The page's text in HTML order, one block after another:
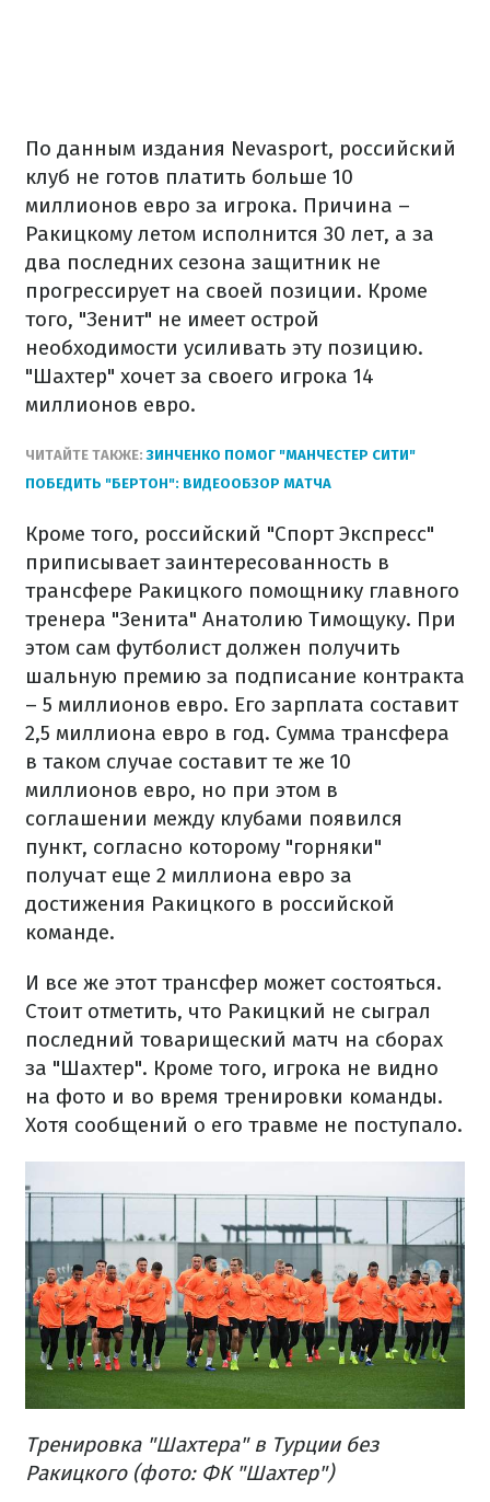
По данным издания Nevasport, российский
клуб не готов платить больше 10
миллионов евро за игрока. Причина –
Ракицкому летом исполнится 30 лет, а за
два последних сезона защитник не
прогрессирует на своей позиции. Кроме
того, "Зенит" не имеет острой
необходимости усиливать эту позицию.
"Шахтер" хочет за своего игрока 14
миллионов евро.
ЧИТАЙТЕ ТАКЖЕ:ЗИНЧЕНКО ПОМОГ "МАНЧЕСТЕР СИТИ"
ПОБЕДИТЬ "БЕРТОН": ВИДЕООБЗОР МАТЧА
Кроме того, российский "Спорт Экспресс"
приписывает заинтересованность в
трансфере Ракицкого помощнику главного
тренера "Зенита" Анатолию Тимощуку. При
этом сам футболист должен получить
шальную премию за подписание контракта
– 5 миллионов евро. Его зарплата составит
2,5 миллиона евро в год. Сумма трансфера
в таком случае составит те же 10
миллионов евро, но при этом в
соглашении между клубами появился
пункт, согласно которому "горняки"
получат еще 2 миллиона евро за
достижения Ракицкого в российской
команде.
И все же этот трансфер может состояться.
Стоит отметить, что Ракицкий не сыграл
последний товарищеский матч на сборах
за "Шахтер". Кроме того, игрока не видно
на фото и во время тренировки команды.
Хотя сообщений о его травме не поступало.
Тренировка "Шахтера" в Турции без
Ракицкого (фото: ФК "Шахтер")